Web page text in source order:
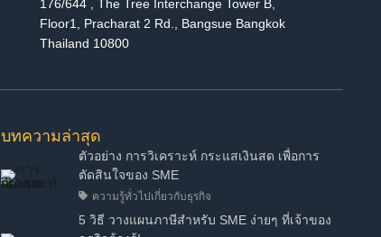
176/644 , The Tree Interchange Tower B,
Floor1, Pracharat 2 Rd., Bangsue Bangkok
Thailand 10800
บทความล่าสุด
ตัวอย่าง การวิเคราะห์ กระแสเงินสด เพื่อการ
ตัดสินใจของ SME
ความรู้ทั่วไปเกี่ยวกับธุรกิจ
5 วิธี วางแผนภาษีสำหรับ SME ง่ายๆ ที่เจ้าของ